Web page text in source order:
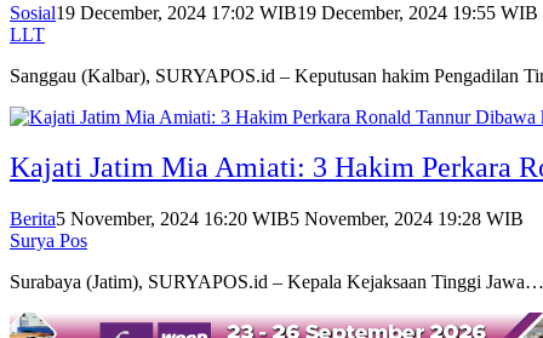
Sosial19 December, 2024 17:02 WIB19 December, 2024 19:55 WIB
LLT
Sanggau (Kalbar), SURYAPOS.id – Keputusan hakim Pengadilan
Kajati Jatim Mia Amiati: 3 Hakim Perkara
Berita5 November, 2024 16:20 WIB5 November, 2024 19:28 WIB
Surya Pos
Surabaya (Jatim), SURYAPOS.id – Kepala Kejaksaan Tinggi Jawa…